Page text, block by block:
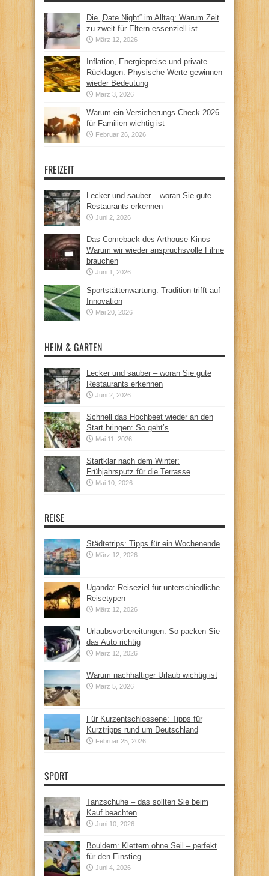
Die „Date Night“ im Alltag: Warum Zeit
zu zweit für Eltern essenziell ist
März 12, 2026
Inflation, Energiepreise und private
Rücklagen: Physische Werte gewinnen
wieder Bedeutung
März 3, 2026
Warum ein Versicherungs-Check 2026
für Familien wichtig ist
Februar 26, 2026
FREIZEIT
Lecker und sauber – woran Sie gute
Restaurants erkennen
Juni 2, 2026
Das Comeback des Arthouse-Kinos –
Warum wir wieder anspruchsvolle Filme
brauchen
Juni 1, 2026
Sportstättenwartung: Tradition trifft auf
Innovation
Mai 20, 2026
HEIM & GARTEN
Lecker und sauber – woran Sie gute
Restaurants erkennen
Juni 2, 2026
Schnell das Hochbeet wieder an den
Start bringen: So geht’s
Mai 11, 2026
Startklar nach dem Winter:
Frühjahrsputz für die Terrasse
Mai 10, 2026
REISE
Städtetrips: Tipps für ein Wochenende
März 12, 2026
Uganda: Reiseziel für unterschiedliche
Reisetypen
März 12, 2026
Urlaubsvorbereitungen: So packen Sie
das Auto richtig
März 12, 2026
Warum nachhaltiger Urlaub wichtig ist
März 5, 2026
Für Kurzentschlossene: Tipps für
Kurztripps rund um Deutschland
Februar 25, 2026
SPORT
Tanzschuhe – das sollten Sie beim
Kauf beachten
Juni 10, 2026
Bouldern: Klettern ohne Seil – perfekt
für den Einstieg
Juni 4, 2026